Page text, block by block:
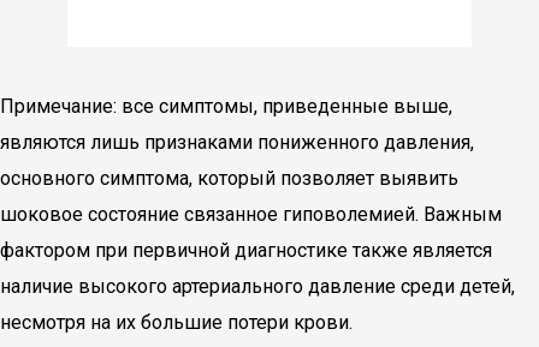
Примечание: все симптомы, приведенные выше,
являются лишь признаками пониженного давления,
основного симптома, который позволяет выявить
шоковое состояние связанное гиповолемией. Важным
фактором при первичной диагностике также является
наличие высокого артериального давление среди детей,
несмотря на их большие потери крови.